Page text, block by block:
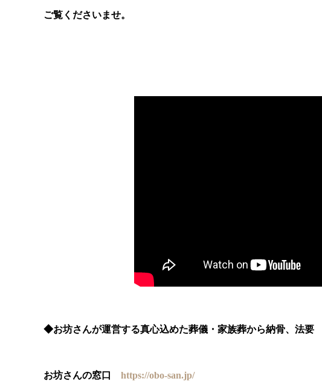
ご覧くださいませ。
◆お坊さんが運営する真心込めた葬儀・家族葬から納骨、法要
お坊さんの窓口 https://obo-san.jp/